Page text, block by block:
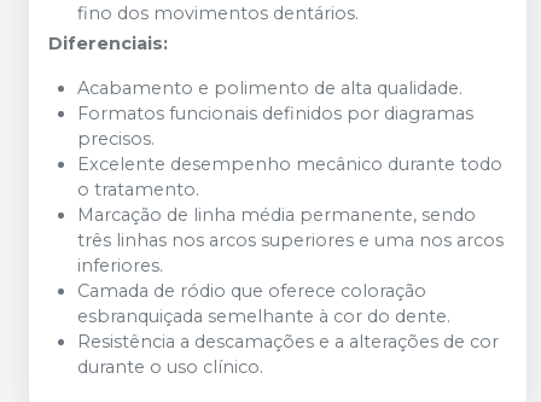
fino dos movimentos dentários.
Diferenciais:
Acabamento e polimento de alta qualidade.
Formatos funcionais definidos por diagramas
precisos.
Excelente desempenho mecânico durante todo
o tratamento.
Marcação de linha média permanente, sendo
três linhas nos arcos superiores e uma nos arcos
inferiores.
Camada de ródio que oferece coloração
esbranquiçada semelhante à cor do dente.
Resistência a descamações e a alterações de cor
durante o uso clínico.